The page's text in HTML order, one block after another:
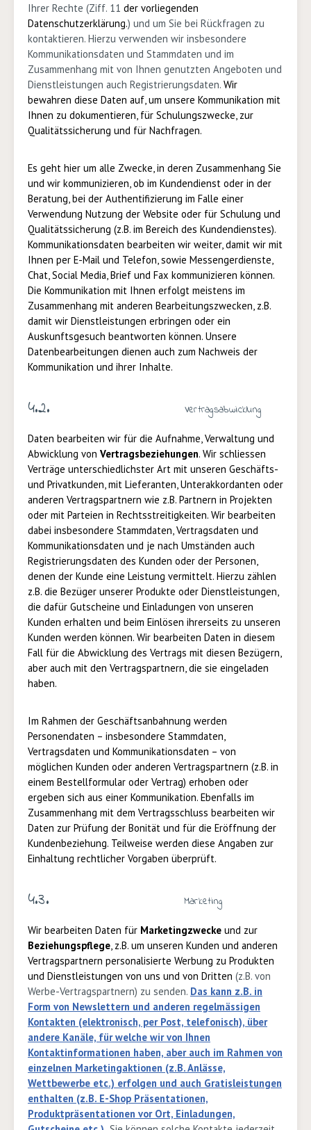
Ihrer Rechte (Ziff. 11 der vorliegenden
Datenschutzerklärung.) und um Sie bei Rückfragen zu
kontaktieren. Hierzu verwenden wir insbesondere
Kommunikationsdaten und Stammdaten und im
Zusammenhang mit von Ihnen genutzten Angeboten und
Dienstleistungen auch Registrierungsdaten. Wir
bewahren diese Daten auf, um unsere Kommunikation mit
Ihnen zu dokumentieren, für Schulungszwecke, zur
Qualitätssicherung und für Nachfragen.
Es geht hier um alle Zwecke, in deren Zusammenhang Sie
und wir kommunizieren, ob im Kundendienst oder in der
Beratung, bei der Authentifizierung im Falle einer
Verwendung Nutzung der Website oder für Schulung und
Qualitätssicherung (z.B. im Bereich des Kundendienstes).
Kommunikationsdaten bearbeiten wir weiter, damit wir mit
Ihnen per E-Mail und Telefon, sowie Messengerdienste,
Chat, Social Media, Brief und Fax kommunizieren können.
Die Kommunikation mit Ihnen erfolgt meistens im
Zusammenhang mit anderen Bearbeitungszwecken, z.B.
damit wir Dienstleistungen erbringen oder ein
Auskunftsgesuch beantworten können. Unsere
Datenbearbeitungen dienen auch zum Nachweis der
Kommunikation und ihrer Inhalte.
4.2. Vertragsabwicklung
Daten bearbeiten wir für die Aufnahme, Verwaltung und
Abwicklung von Vertragsbeziehungen. Wir schliessen
Verträge unterschiedlichster Art mit unseren Geschäfts-
und Privatkunden, mit Lieferanten, Unterakkordanten oder
anderen Vertragspartnern wie z.B. Partnern in Projekten
oder mit Parteien in Rechtsstreitigkeiten. Wir bearbeiten
dabei insbesondere Stammdaten, Vertragsdaten und
Kommunikationsdaten und je nach Umständen auch
Registrierungsdaten des Kunden oder der Personen,
denen der Kunde eine Leistung vermittelt. Hierzu zählen
z.B. die Bezüger unserer Produkte oder Dienstleistungen,
die dafür Gutscheine und Einladungen von unseren
Kunden erhalten und beim Einlösen ihrerseits zu unseren
Kunden werden können. Wir bearbeiten Daten in diesem
Fall für die Abwicklung des Vertrags mit diesen Bezügern,
aber auch mit den Vertragspartnern, die sie eingeladen
haben.
Im Rahmen der Geschäftsanbahnung werden
Personendaten – insbesondere Stammdaten,
Vertragsdaten und Kommunikationsdaten – von
möglichen Kunden oder anderen Vertragspartnern (z.B. in
einem Bestellformular oder Vertrag) erhoben oder
ergeben sich aus einer Kommunikation. Ebenfalls im
Zusammenhang mit dem Vertragsschluss bearbeiten wir
Daten zur Prüfung der Bonität und für die Eröffnung der
Kundenbeziehung. Teilweise werden diese Angaben zur
Einhaltung rechtlicher Vorgaben überprüft.
4.3. Marketing
Wir bearbeiten Daten für Marketingzwecke und zur
Beziehungspflege , z.B. um unseren Kunden und anderen
Vertragspartnern personalisierte Werbung zu Produkten
und Dienstleistungen von uns und von Dritten (z.B. von
Werbe-Vertragspartnern) zu senden. Das kann z.B. in
Form von Newslettern und anderen regelmässigen
Kontakten (elektronisch, per Post, telefonisch), über
andere Kanäle, für welche wir von Ihnen
Kontaktinformationen haben, aber auch im Rahmen von
einzelnen Marketingaktionen (z.B. Anlässe,
Wettbewerbe etc.) erfolgen und auch Gratisleistungen
enthalten (z.B. E-Shop Präsentationen,
Produktpräsentationen vor Ort, Einladungen,